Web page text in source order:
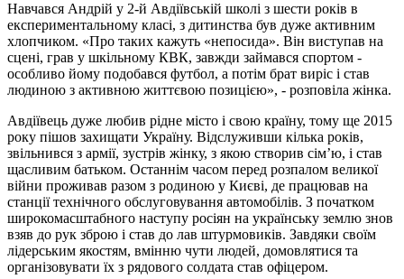
Навчався Андрій у 2-й Авдіївській школі з шести років в
експериментальному класі, з дитинства був дуже активним
хлопчиком. «Про таких кажуть «непосида». Він виступав на
сцені, грав у шкільному КВК, завжди займався спортом -
особливо йому подобався футбол, а потім брат виріс і став
людиною з активною життєвою позицією», - розповіла жінка.
Авдіївець дуже любив рідне місто і свою країну, тому ще 2015
року пішов захищати Україну. Відслуживши кілька років,
звільнився з армії, зустрів жінку, з якою створив сім’ю, і став
щасливим батьком. Останнім часом перед розпалом великої
війни проживав разом з родиною у Києві, де працював на
станції технічного обслуговування автомобілів. З початком
широкомасштабного наступу росіян на українську землю знов
взяв до рук зброю і став до лав штурмовиків. Завдяки своїм
лідерським якостям, вмінню чути людей, домовлятися та
організовувати їх з рядового солдата став офіцером.